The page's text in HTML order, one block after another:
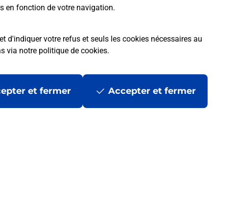
en fonction de votre navigation.
d'indiquer votre refus et seuls les cookies nécessaires au
via notre politique de cookies.
et fermer Accepter et fermer
?